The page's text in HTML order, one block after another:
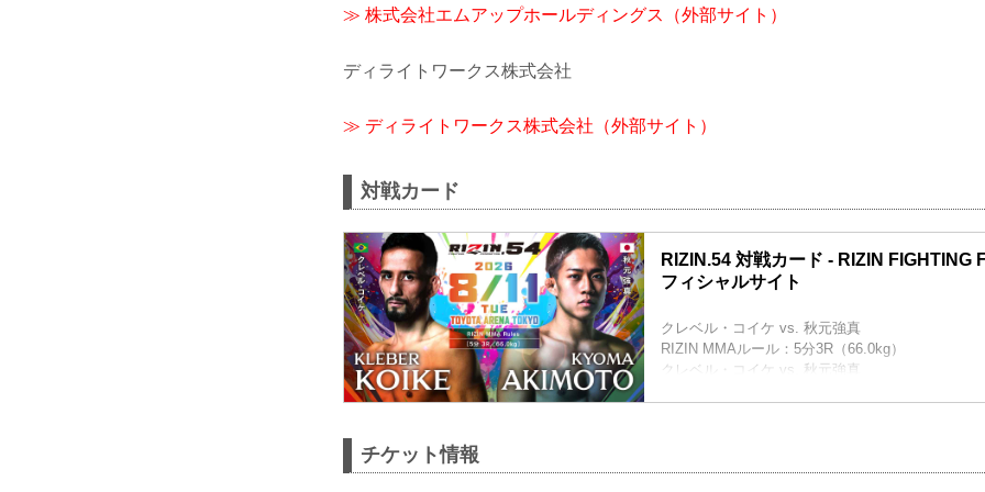
≫ 株式会社エムアップホールディングス（外部サイト）
ディライトワークス株式会社
≫ ディライトワークス株式会社（外部サイト）
対戦カード
RIZIN.54 対戦カード - RIZIN FIGHTING
フィシャルサイト
クレベル・コイケ vs. 秋元強真
RIZIN MMAルール：5分3R（66.0kg）
クレベル・コイケ vs. 秋元強真
します。
チケット情報